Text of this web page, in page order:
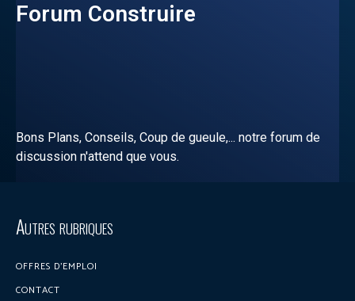
Forum Construire
Bons Plans, Conseils, Coup de gueule,... notre forum de
discussion n'attend que vous.
Autres rubriques
OFFRES D’EMPLOI
CONTACT